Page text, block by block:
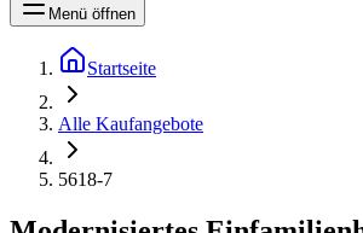
Menü öffnen
Startseite
Alle Kaufangebote
5618-7